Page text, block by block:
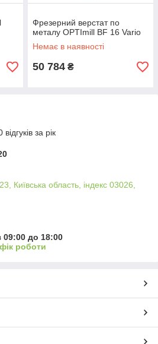
Фрезерний верстат по
металу OPTImill BF 16 Vario
Немає в наявності
50 784 ₴
за рік
Київська область, індекс 03026,
09:00 до 18:00
роботи